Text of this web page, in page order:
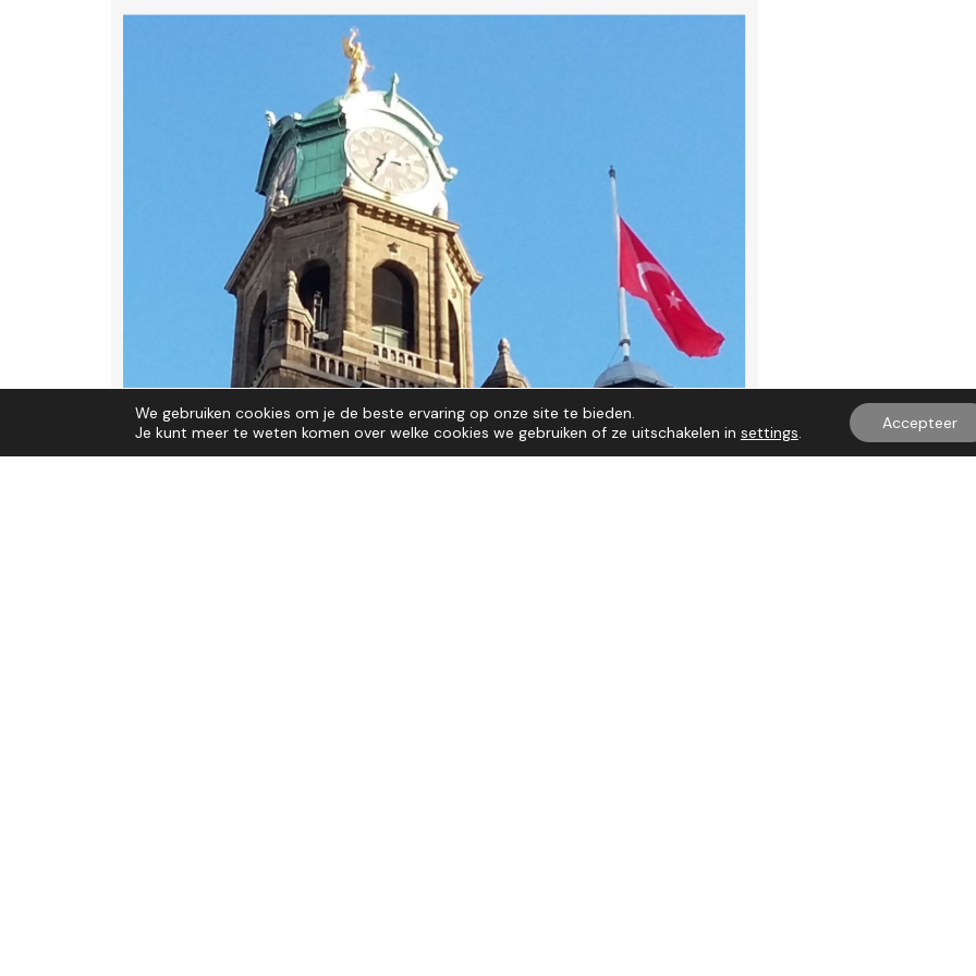
We gebruiken cookies om je de beste ervaring op onze site te bieden.
Je kunt meer te weten komen over welke cookies we gebruiken of ze uitschakelen in settings. Accepteer